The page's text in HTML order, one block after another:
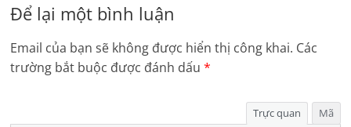
Để lại một bình luận
Email của bạn sẽ không được hiển thị công khai. Các
trường bắt buộc được đánh dấu*
Trực quan Mã